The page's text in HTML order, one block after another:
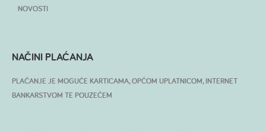
NOVOSTI
NAČINI PLAĆANJA
PLAĆANJE JE MOGUĆE KARTICAMA, OPĆOM UPLATNICOM, INTERNET
BANKARSTVOM TE POUZEĆEM